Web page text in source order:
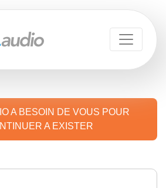
A BESOIN DE VOUS POUR
A EXISTER